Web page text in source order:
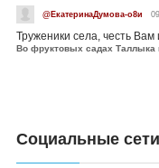
@ЕкатеринаДумова-о8и
Труженики села, честь
Во фруктовых садах Таллыка
Социальные сети